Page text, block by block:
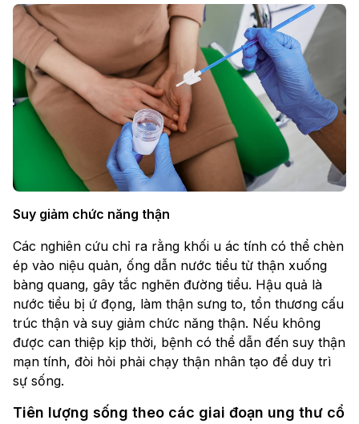
Suy giảm chức năng thận
Các nghiên cứu chỉ ra rằng khối u ác tính có thể chèn
ép vào niệu quản, ống dẫn nước tiểu từ thận xuống
bàng quang, gây tắc nghẽn đường tiểu. Hậu quả là
nước tiểu bị ứ đọng, làm thận sưng to, tổn thương cấu
trúc thận và suy giảm chức năng thận. Nếu không
được can thiệp kịp thời, bệnh có thể dẫn đến suy thận
mạn tính, đòi hỏi phải chạy thận nhân tạo để duy trì
sự sống.
Tiên lượng sống theo các giai đoạn ung thư cổ